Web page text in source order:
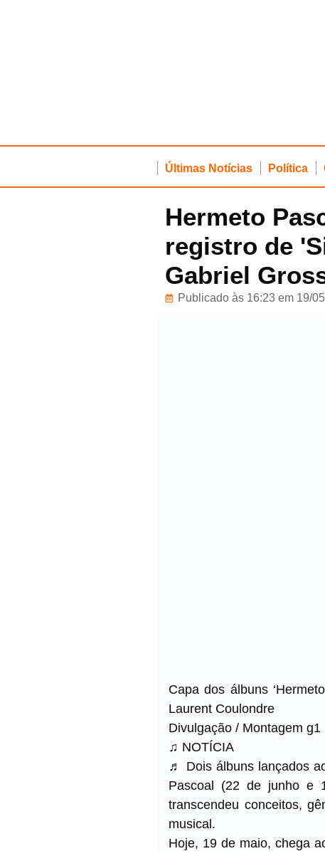
Últimas Notícias Política
Hermeto
registro de
Gabriel
Publicado às 16:23 em 19/
Capa dos álbuns
Laurent Coulondre
Divulgação / Montagem g1
♫ NOTÍCIA
♬ Dois álbuns lançados
Pascoal (22 de junho e
transcendeu conceitos,
musical.
Hoje, 19 de maio, chega